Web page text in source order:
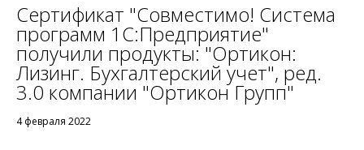
Сертификат "Совместимо! Система
программ 1С:Предприятие"
получили продукты: "Ортикон:
Лизинг. Бухгалтерский учет", ред.
3.0 компании "Ортикон Групп"
4 февраля 2022